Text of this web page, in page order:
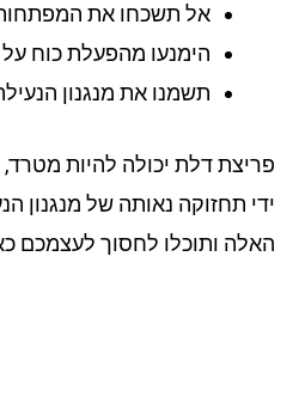
אל תשכחו את המפתחות
הימנעו מהפעלת כוח על
תשמנו את מנגנון הנעילה
דלת יכולה להיות מטרד, אך
תחזוקה נאותה של מנגנון
ותוכלו לחסוך לעצמכם כאבי